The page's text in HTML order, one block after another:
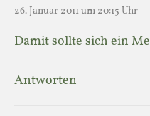
26. Januar 2011 um 20:15 Uhr
Damit sollte sich ein
Antworten